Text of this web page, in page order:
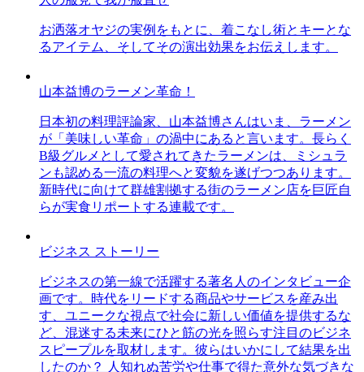
お洒落オヤジの実例をもとに、着こなし術とキーとな
るアイテム、そしてその演出効果をお伝えします。
山本益博のラーメン革命！
日本初の料理評論家、山本益博さんはいま、ラーメン
が「美味しい革命」の渦中にあると言います。長らく
B級グルメとして愛されてきたラーメンは、ミシュラ
ンも認める一流の料理へと変貌を遂げつつあります。
新時代に向けて群雄割拠する街のラーメン店を巨匠自
らが実食リポートする連載です。
ビジネス ストーリー
ビジネスの第一線で活躍する著名人のインタビュー企
画です。時代をリードする商品やサービスを産み出
す、ユニークな視点で社会に新しい価値を提供するな
ど、混迷する未来にひと筋の光を照らす注目のビジネ
スピープルを取材します。彼らはいかにして結果を出
したのか？ 人知れぬ苦労や仕事で得た意外な気づきな